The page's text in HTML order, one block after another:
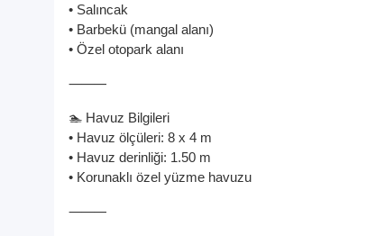
• Salıncak
• Barbekü (mangal alanı)
• Özel otopark alanı
⸻
🏊 Havuz Bilgileri
• Havuz ölçüleri: 8 x 4 m
• Havuz derinliği: 1.50 m
• Korunaklı özel yüzme havuzu
⸻